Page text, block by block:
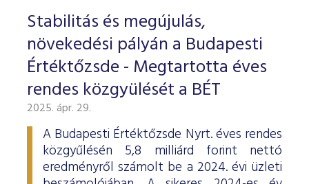
Stabilitás és megújulás,
növekedési pályán a Budapesti
Értéktőzsde - Megtartotta éves
rendes közgyülését a BÉT
2025. ápr. 29.
A Budapesti Értéktőzsde Nyrt. éves rendes
közgyűlésén 5,8 milliárd forint nettó
eredményről számolt be a 2024. évi üzleti